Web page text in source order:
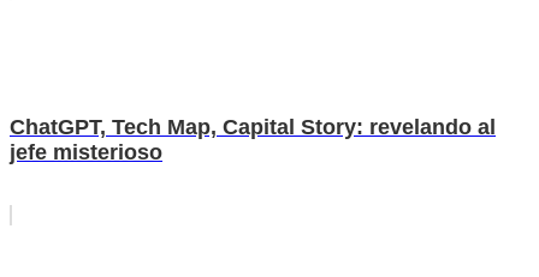
ChatGPT, Tech Map, Capital Story: revelando al
jefe misterioso